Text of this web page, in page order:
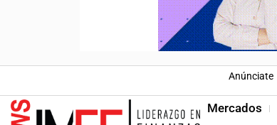
Anúnciate
Mercados